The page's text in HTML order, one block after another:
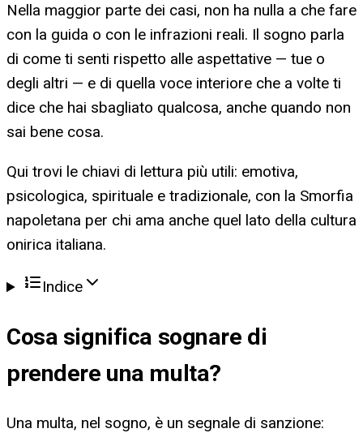
Nella maggior parte dei casi, non ha nulla a che fare
con la guida o con le infrazioni reali. Il sogno parla
di come ti senti rispetto alle aspettative — tue o
degli altri — e di quella voce interiore che a volte ti
dice che hai sbagliato qualcosa, anche quando non
sai bene cosa.
Qui trovi le chiavi di lettura più utili: emotiva,
psicologica, spirituale e tradizionale, con la Smorfia
napoletana per chi ama anche quel lato della cultura
onirica italiana.
Indice
Cosa significa sognare di
prendere una multa?
Una multa, nel sogno, è un segnale di sanzione: